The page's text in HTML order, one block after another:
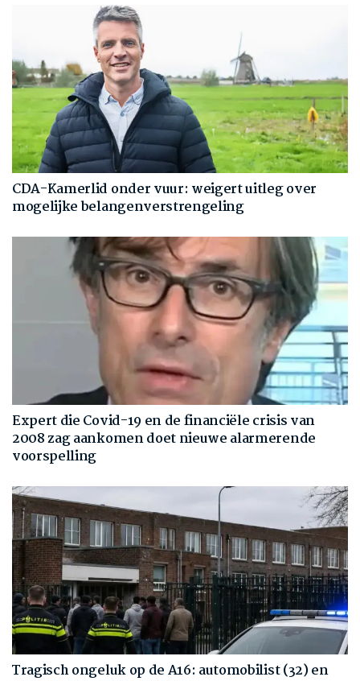
CDA-Kamerlid onder vuur: weigert uitleg over
mogelijke belangenverstrengeling
Expert die Covid-19 en de financiële crisis van
2008 zag aankomen doet nieuwe alarmerende
voorspelling
Tragisch ongeluk op de A16: automobilist (32) en